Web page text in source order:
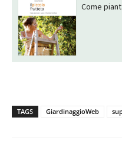
Come
TAGS GiardinaggioWeb